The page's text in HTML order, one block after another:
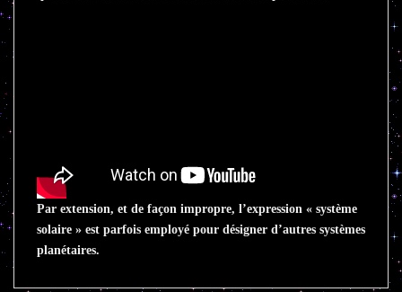
Par extension, et de façon impropre, l’expression « système
solaire » est parfois employé pour désigner d’autres systèmes
planétaires.